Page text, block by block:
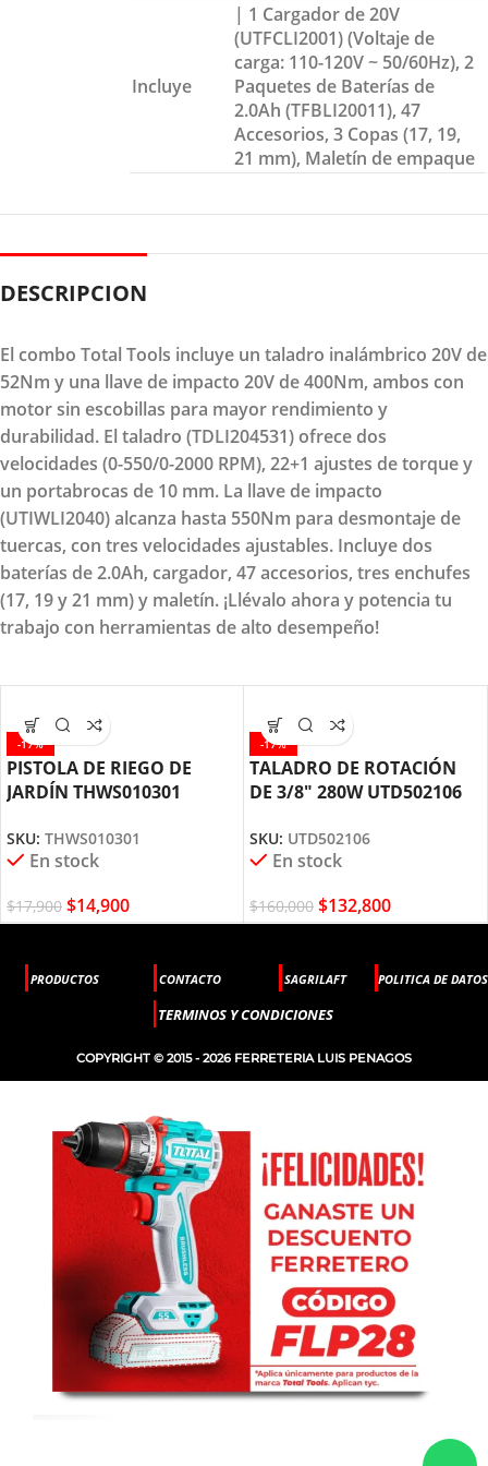
Incluye
| 1 Cargador de 20V
(UTFCLI2001) (Voltaje de
carga: 110-120V ~ 50/60Hz), 2
Paquetes de Baterías de
2.0Ah (TFBLI20011), 47
Accesorios, 3 Copas (17, 19,
21 mm), Maletín de empaque
DESCRIPCION
El combo Total Tools incluye un taladro inalámbrico 20V de
52Nm y una llave de impacto 20V de 400Nm, ambos con
motor sin escobillas para mayor rendimiento y
durabilidad. El taladro (TDLI204531) ofrece dos
velocidades (0-550/0-2000 RPM), 22+1 ajustes de torque y
un portabrocas de 10 mm. La llave de impacto
(UTIWLI2040) alcanza hasta 550Nm para desmontaje de
tuercas, con tres velocidades ajustables. Incluye dos
baterías de 2.0Ah, cargador, 47 accesorios, tres enchufes
(17, 19 y 21 mm) y maletín. ¡Llévalo ahora y potencia tu
trabajo con herramientas de alto desempeño!
-17%
PISTOLA DE RIEGO DE
JARDÍN THWS010301
SKU: THWS010301
En stock
$17,900 $14,900
-17%
TALADRO DE ROTACIÓN
DE 3/8″ 280W UTD502106
SKU: UTD502106
En stock
$160,000 $132,800
PRODUCTOS CONTACTO SAGRILAFT POLITICA DE DATOS
TERMINOS Y CONDICIONES
COPYRIGHT © 2015 - 2026 FERRETERIA LUIS PENAGOS